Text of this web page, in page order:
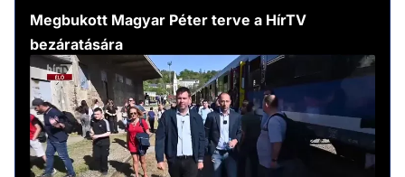
Megbukott Magyar Péter terve a HírTV
bezáratására